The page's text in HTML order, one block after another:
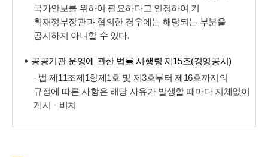
국가안보를 위하여 필요하다고 인정하여 기
획재정부장관과 협의한 경우에는 해당되는 부분을
공시하지 아니할 수 있다.
공공기관 운영에 관한 법률 시행령 제15조(경영공시)
- 법 제11조제1항제1호 및 제3호부터 제16호까지의
규정에 따른 사항은 해당 사유가 발생할 때마다 지체없이
게시ᆞ비치